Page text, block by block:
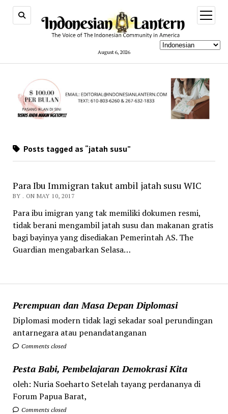
August 6, 2026
open
menu
Perempuan dan Masa Depan Diplomasi
Diplomasi modern tidak lagi sekadar soal perundingan
antarnegara atau penandatanganan
Comments closed
Pesta Babi, Pembelajaran Demokrasi Kita
oleh: Nuria Soeharto Setelah tayang perdananya di
Forum Papua Barat,
Comments closed
Posts tagged as “jatah susu”
Para Ibu Immigran takut ambil jatah susu WIC
BY . ON MAY 10, 2017
Para ibu imigran yang tak memiliki dokumen resmi,
tidak berani mengambil jatah susu dan makanan gratis
bagi bayinya yang disediakan Pemerintah AS. The
Guardian mengabarkan Selasa…